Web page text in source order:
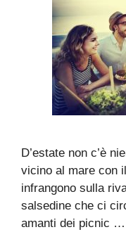
D’estate non c’è
vicino al mare con
infrangono sulla
salsedine che ci
amanti dei picnic …